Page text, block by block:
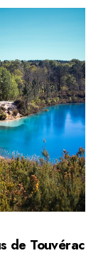
de Touvérac